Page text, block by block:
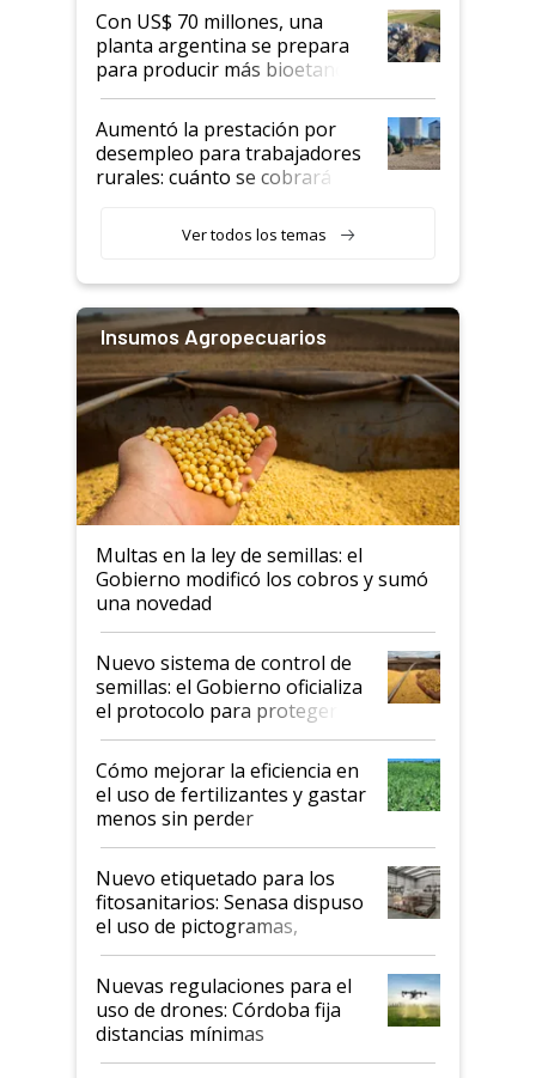
Con US$ 70 millones, una
planta argentina se prepara
para producir más bioetanol
que nunca
Aumentó la prestación por
desempleo para trabajadores
rurales: cuánto se cobrará
Ver todos los temas
Insumos Agropecuarios
Multas en la ley de semillas: el
Gobierno modificó los cobros y sumó
una novedad
Nuevo sistema de control de
semillas: el Gobierno oficializa
el protocolo para proteger la
propiedad intelectual
Cómo mejorar la eficiencia en
el uso de fertilizantes y gastar
menos sin perder
productividad en la campaña
fina
Nuevo etiquetado para los
fitosanitarios: Senasa dispuso
el uso de pictogramas,
palabras de advertencia e
indicaciones
Nuevas regulaciones para el
uso de drones: Córdoba fija
distancias mínimas